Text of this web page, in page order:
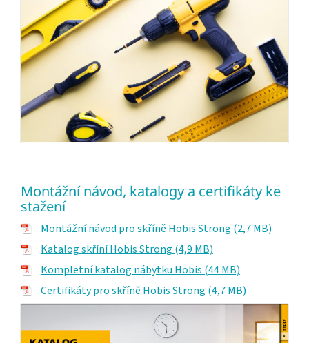
Montážní návod, katalogy a certifikáty ke
stažení
Montážní návod pro skříně Hobis Strong (2,7 MB)
Katalog skříní Hobis Strong (4,9 MB)
Kompletní katalog nábytku Hobis (44 MB)
Certifikáty pro skříně Hobis Strong (4,7 MB)